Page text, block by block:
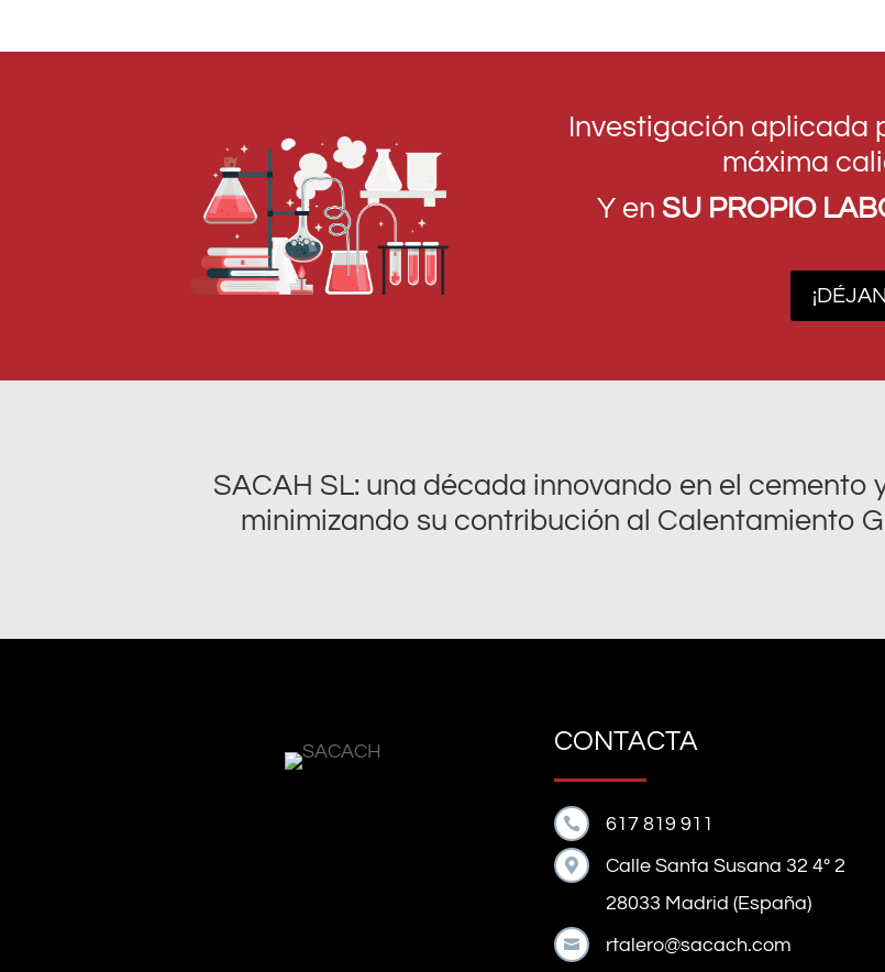
Investigación aplicada
máxima
Y en SU PROPIO
SACAH SL: una década innovando en el
minimizando su contribución al Calentamiento
CONTACTA
 617 819 911

Calle Santa Susana 32 4º 2
28033 Madrid (España)
 rtalero@sacach.com